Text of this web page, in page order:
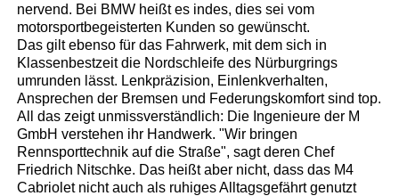
nervend. Bei BMW heißt es indes, dies sei vom
motorsportbegeisterten Kunden so gewünscht.
Das gilt ebenso für das Fahrwerk, mit dem sich in
Klassenbestzeit die Nordschleife des Nürburgrings
umrunden lässt. Lenkpräzision, Einlenkverhalten,
Ansprechen der Bremsen und Federungskomfort sind top.
All das zeigt unmissverständlich: Die Ingenieure der M
GmbH verstehen ihr Handwerk. "Wir bringen
Rennsporttechnik auf die Straße", sagt deren Chef
Friedrich Nitschke. Das heißt aber nicht, dass das M4
Cabriolet nicht auch als ruhiges Alltagsgefährt genutzt